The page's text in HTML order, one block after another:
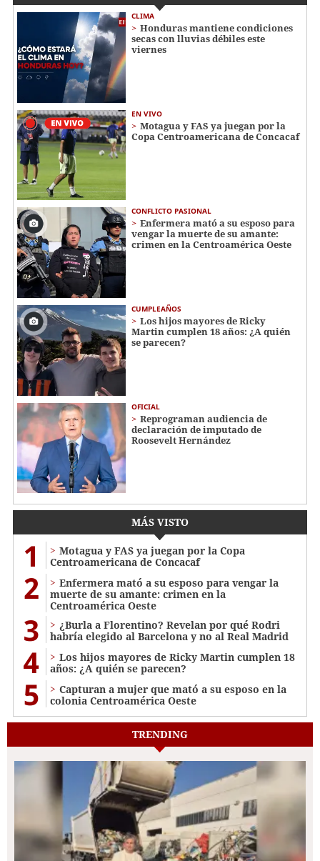
CLIMA
Honduras mantiene condiciones
secas con lluvias débiles este
viernes
EN VIVO
Motagua y FAS ya juegan por la
Copa Centroamericana de Concacaf
CONFLICTO PASIONAL
Enfermera mató a su esposo para
vengar la muerte de su amante:
crimen en la Centroamérica Oeste
CUMPLEAÑOS
Los hijos mayores de Ricky
Martin cumplen 18 años: ¿A quién
se parecen?
OFICIAL
Reprograman audiencia de
declaración de imputado de
Roosevelt Hernández
MÁS VISTO
1
Motagua y FAS ya juegan por la Copa
Centroamericana de Concacaf
2
Enfermera mató a su esposo para vengar la
muerte de su amante: crimen en la
Centroamérica Oeste
3
¿Burla a Florentino? Revelan por qué Rodri
habría elegido al Barcelona y no al Real Madrid
4
Los hijos mayores de Ricky Martin cumplen 18
años: ¿A quién se parecen?
5
Capturan a mujer que mató a su esposo en la
colonia Centroamérica Oeste
TRENDING